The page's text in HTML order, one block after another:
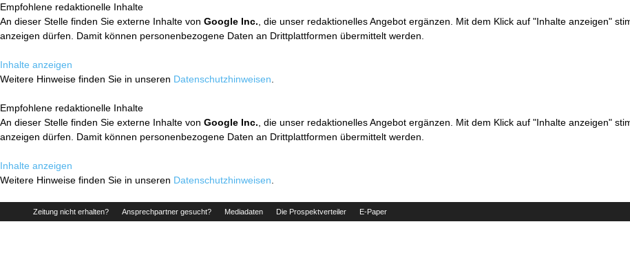
Empfohlene redaktionelle Inhalte
An dieser Stelle finden Sie externe Inhalte von Google Inc. , die unser redaktionelles Angebot ergänzen. Mit dem Klick auf "Inhalte anzeigen"
anzeigen dürfen. Damit können personenbezogene Daten an Drittplattformen übermittelt werden.
Inhalte anzeigen
Weitere Hinweise finden Sie in unseren Datenschutzhinweisen
Empfohlene redaktionelle Inhalte
An dieser Stelle finden Sie externe Inhalte von Google Inc. , die unser redaktionelles Angebot ergänzen. Mit dem Klick auf "Inhalte anzeigen"
anzeigen dürfen. Damit können personenbezogene Daten an Drittplattformen übermittelt werden.
Inhalte anzeigen
Weitere Hinweise finden Sie in unseren Datenschutzhinweisen
Zeitung nicht erhalten? Ansprechpartner gesucht? Mediadaten Die Prospektverteiler E-Paper